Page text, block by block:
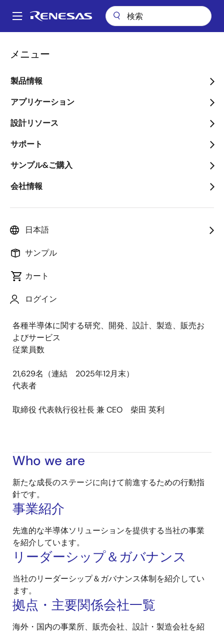
ン
Main
メニュー
製品情報
アプリケーション
設計リソース
サポート
サンプル&ご購入
会社情報
日本語
サンプル
カート
ログイン
パ
ン
く
ず
Electronics Corporation）
本社
〒135-0061 東京都江東区豊洲三丁目2番24号（豊洲
資本金
153,209百万円 (2025年12月末)
事業内容
各種半導体に関する研究、開発、設計、製造、販売お
よびサービス
従業員数
21,629名（連結 2025年12月末）
代表者
取締役 代表執行役社長 兼 CEO 柴田 英利
Who we are
新たな成長のステージに向けて前進するための行動指
針です。
事業紹介
先進的な半導体ソリューションを提供する当社の事業
を紹介しています。
リーダーシップ＆ガバナンス
当社のリーダーシップ＆ガバナンス体制を紹介してい
ます。
拠点・主要関係会社一覧
海外・国内の事業所、販売会社、設計・製造会社を紹